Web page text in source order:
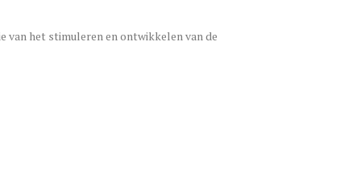
van het stimuleren en ontwikkelen van de